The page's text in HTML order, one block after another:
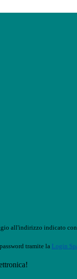
all'indirizzo indicato
tramite la Login